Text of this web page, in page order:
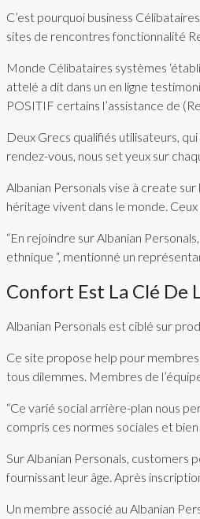
C’est pourquoi business
sites de rencontres fonctionnalité
Monde Célibataires systèmes
attelé a dit dans un en ligne
POSITIF certains l’assistance de
Deux Grecs qualifiés utilisateurs,
rendez-vous, nous set yeux sur
Albanian Personals vise à create
héritage vivent dans le monde.
“En rejoindre sur Albanian
ethnique “, mentionné un
Confort Est La Clé De
Albanian Personals est ciblé sur
Ce site propose help pour
tous dilemmes. Membres de
“Ce varié social arrière-plan nous
compris ces normes sociales et
Sur Albanian Personals, customers
fournissant leur âge. Après
Un membre associé au Albanian